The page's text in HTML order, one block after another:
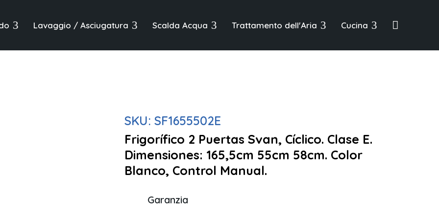
3 3
Lavaggio / Asciugatura 3
Scalda Acqua 3
Trattamento dell'Aria 3
Cucina 
SKU: SF1655502E
Frigorífico 2 Puertas Svan, Cíclico. Clase E.
Dimensiones: 165,5cm 55cm 58cm. Color
Blanco, Control Manual.
Garanzia